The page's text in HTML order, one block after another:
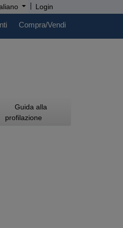
| Login
Compra/Vendi
Guida alla
profilazione